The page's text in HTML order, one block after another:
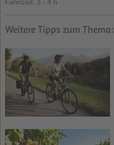
Fahrtzeit: 3 - 4 h
Weitere Tipps zum Thema: